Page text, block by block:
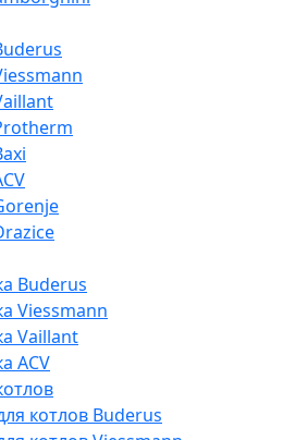
Buderus
Viessmann
Vaillant
ACV
котлов Buderus